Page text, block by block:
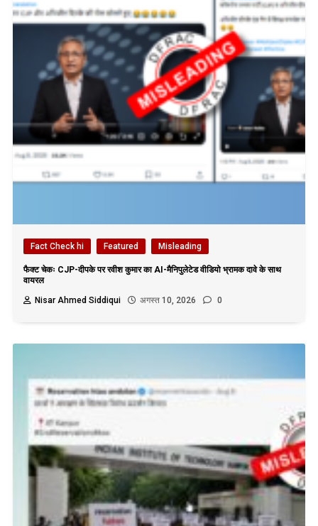
Fact Check hi Featured Misleading
फैक्ट चेकः CJP-दीपके पर रवीश कुमार का AI-मैनिपुलेटेड वीडियो भ्रामक दावे के साथ
वायरल
Nisar Ahmed Siddiqui
अगस्त 10, 2026 0